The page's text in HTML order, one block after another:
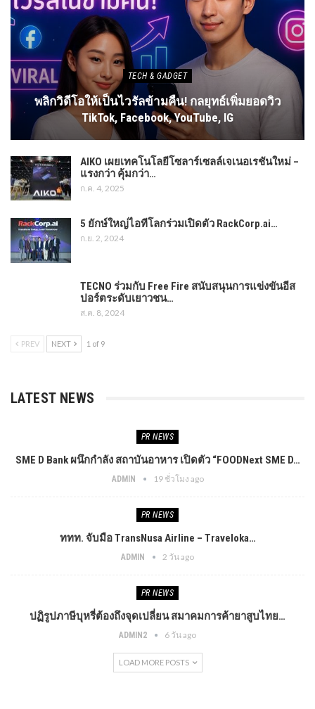
TECH & GADGET
พลิกวิดีโอให้เป็นไวรัลข้ามคืน! กลยุทธ์เพิ่มยอดวิว
TikTok, Facebook, YouTube, IG
AIKO เผยเทคโนโลยีโซลาร์เซลล์เจเนอเรชันใหม่ –
แรงกว่า คุ้มกว่า…
ก.ค. 4, 2025
5 ยักษ์ใหญ่ไอทีโลกร่วมเปิดตัว RackCorp.ai…
ก.ย. 2, 2024
TECNO ร่วมกับ Free Fire สนับสนุนการแข่งขันอีส
ปอร์ตระดับเยาวชน…
ส.ค. 8, 2024
PREV NEXT 1 of 9
LATEST NEWS
PR​ NEWS
SME D Bank ผนึกกำลัง สถาบันอาหาร เปิดตัว “FOODNext SME D…
ADMIN 19 ชั่วโมง ago
PR​ NEWS
ททท. จับมือ TransNusa Airline – Traveloka…
ADMIN 2 วัน ago
PR​ NEWS
ปฏิรูปภาษีบุหรี่ต้องถึงจุดเปลี่ยน สมาคมการค้ายาสูบไทย…
ADMIN2 6 วัน ago
LOAD MORE POSTS